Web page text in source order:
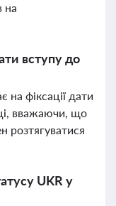
на
вступу до
на фіксації дати
вважаючи, що
розтягуватися
UKR у